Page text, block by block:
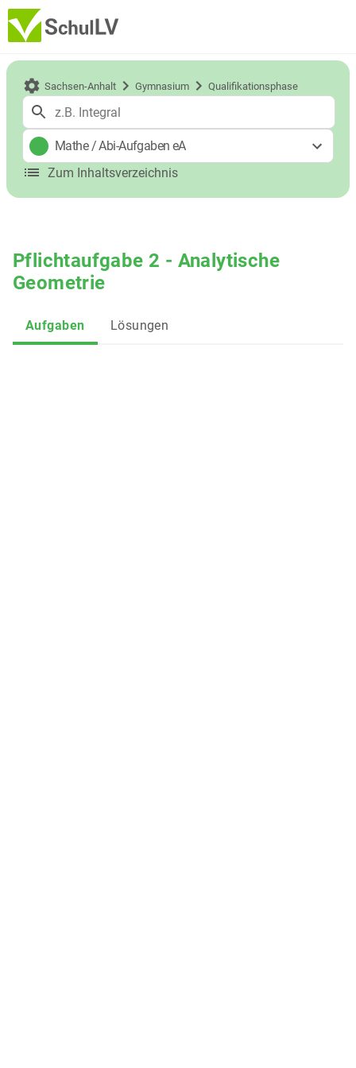
Sachsen-Anhalt Gymnasium Qualifikationsphase
Mathe/Abi-Aufgaben eA
Zum Inhaltsverzeichnis
Pflichtaufgabe 2 - Analytische
Geometrie
Aufgaben Lösungen